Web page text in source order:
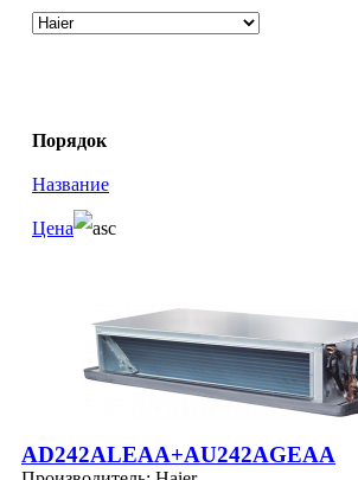
Порядок
Название
Цена
AD242ALEAA+AU242AGEAA